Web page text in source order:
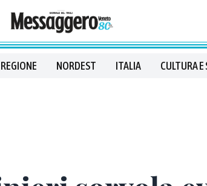
REGIONE NORDEST ITALIA CULTURA